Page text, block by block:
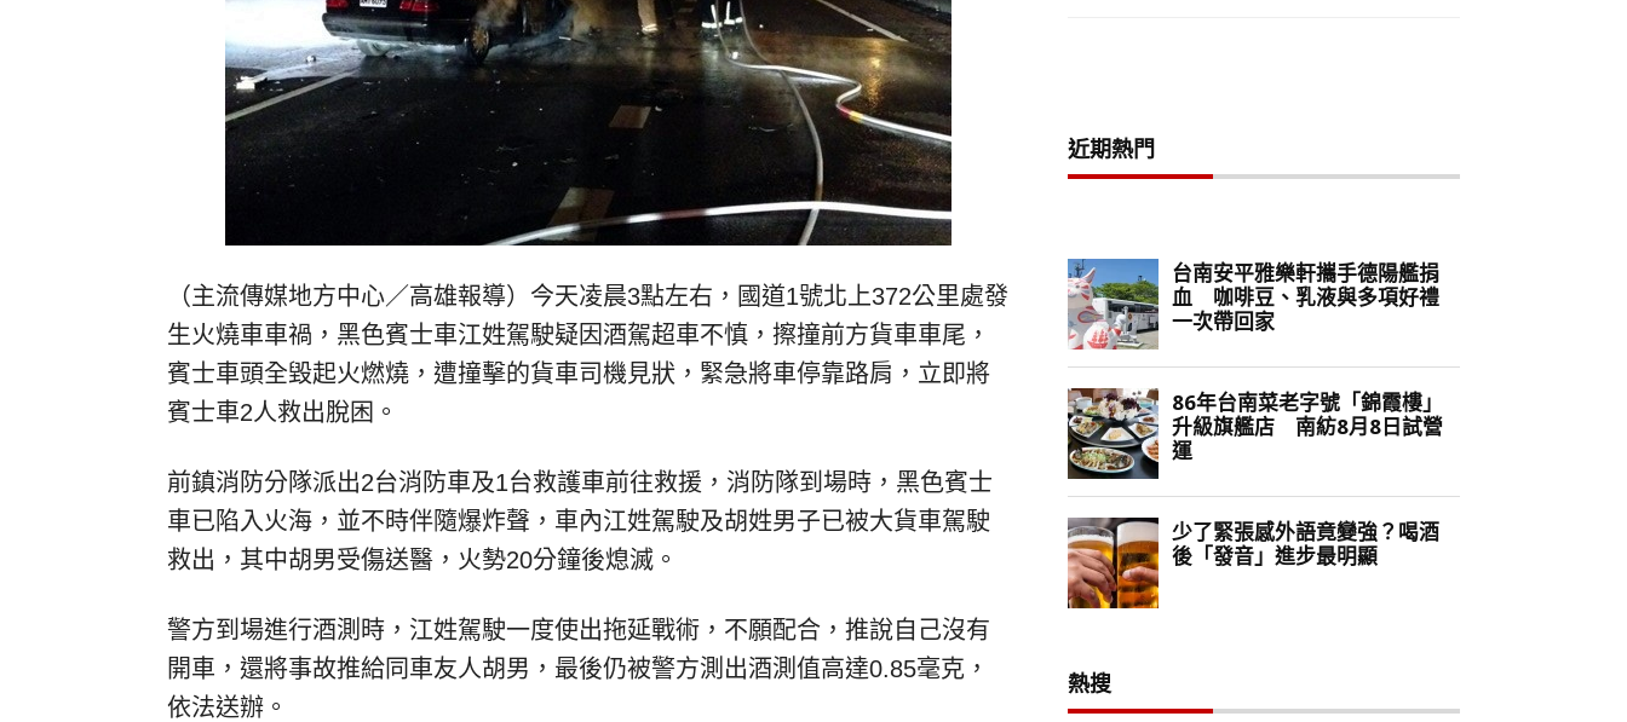
（主流傳媒地方中心／高雄報導）今天凌晨3點左右，國道1號北上372公里處發
生火燒車車禍，黑色賓士車江姓駕駛疑因酒駕超車不慎，擦撞前方貨車車尾，
賓士車頭全毀起火燃燒，遭撞擊的貨車司機見狀，緊急將車停靠路肩，立即將
賓士車2人救出脫困。
前鎮消防分隊派出2台消防車及1台救護車前往救援，消防隊到場時，黑色賓士
車已陷入火海，並不時伴隨爆炸聲，車內江姓駕駛及胡姓男子已被大貨車駕駛
救出，其中胡男受傷送醫，火勢20分鐘後熄滅。
警方到場進行酒測時，江姓駕駛一度使出拖延戰術，不願配合，推說自己沒有
開車，還將事故推給同車友人胡男，最後仍被警方測出酒測值高達0.85毫克，
依法送辦。
近期熱門
熱搜